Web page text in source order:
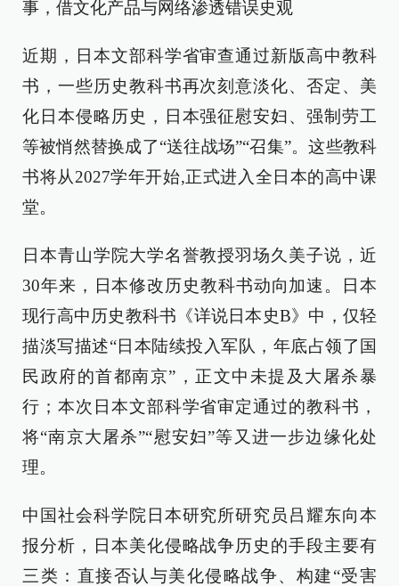
事，借文化产品与网络渗透错误史观
近期，日本文部科学省审查通过新版高中教科
书，一些历史教科书再次刻意淡化、否定、美
化日本侵略历史，日本强征慰安妇、强制劳工
等被悄然替换成了“送往战场”“召集”。这些教科
书将从2027学年开始,正式进入全日本的高中课
堂。
日本青山学院大学名誉教授羽场久美子说，近
30年来，日本修改历史教科书动向加速。日本
现行高中历史教科书《详说日本史B》中，仅轻
描淡写描述“日本陆续投入军队，年底占领了国
民政府的首都南京”，正文中未提及大屠杀暴
行；本次日本文部科学省审定通过的教科书，
将“南京大屠杀”“慰安妇”等又进一步边缘化处
理。
中国社会科学院日本研究所研究员吕耀东向本
报分析，日本美化侵略战争历史的手段主要有
三类：直接否认与美化侵略战争、构建“受害